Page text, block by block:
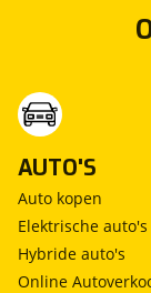
AUTO'S
Auto kopen
Elektrische auto's
Hybride auto's
Online